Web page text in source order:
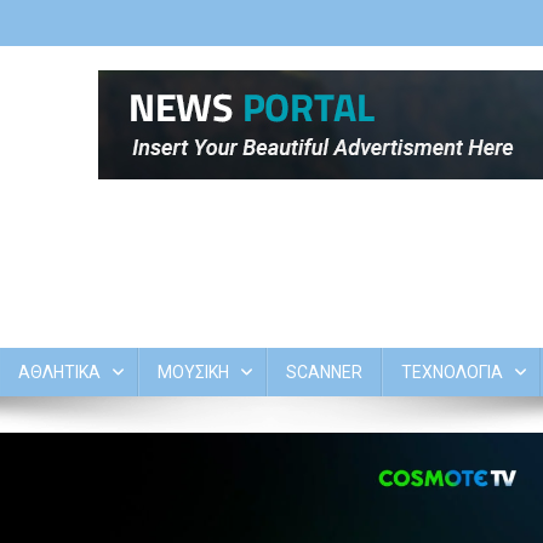
ΑΘΛΗΤΙΚΑ ΜΟΥΣΙΚΗ SCANNER ΤΕΧΝΟΛΟΓΙΑ